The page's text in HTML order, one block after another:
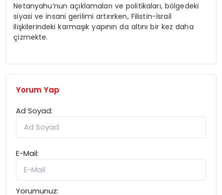
Netanyahu’nun açıklamaları ve politikaları, bölgedeki
siyasi ve insani gerilimi artırırken, Filistin-İsrail
ilişkilerindeki karmaşık yapının da altını bir kez daha
çizmekte.
Yorum Yap
Ad Soyad:
E-Mail:
Yorumunuz: